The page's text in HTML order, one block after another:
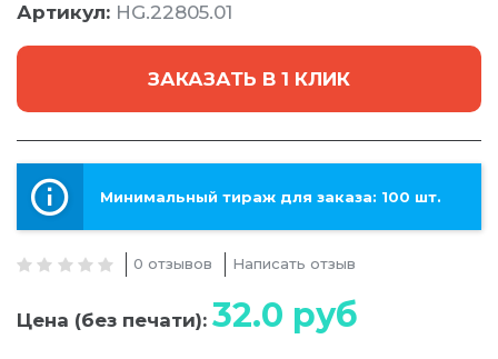
Артикул: HG.22805.01
ЗАКАЗАТЬ В 1 КЛИК
Минимальный тираж для заказа: 100 шт.
0 отзывов Написать отзыв
Цена (без печати): 32.0 руб